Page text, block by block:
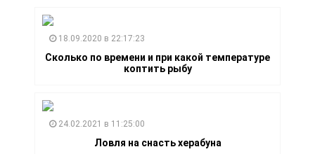
18.09.2020 в 22:17:23
Сколько по времени и при какой температуре
коптить рыбу
24.02.2021 в 11:25:00
Ловля на снасть херабуна